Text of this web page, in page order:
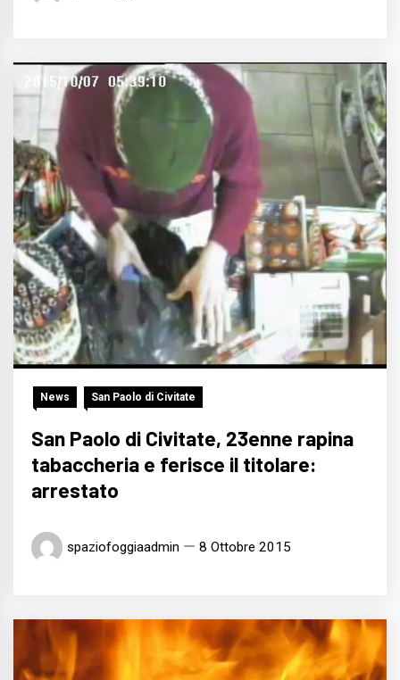
News San Paolo di Civitate
San Paolo di Civitate, 23enne rapina
tabaccheria e ferisce il titolare:
arrestato
spaziofoggiaadmin 8 Ottobre 2015